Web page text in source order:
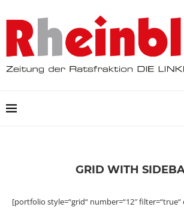
GRID WITH
[portfolio style=“grid“ number=“12″ filter=“true“